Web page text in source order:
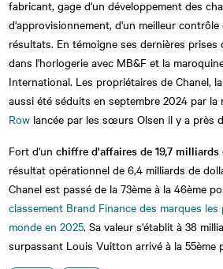
fabricant, gage d'un développement des
d'approvisionnement, d'un meilleur
résultats. En témoigne ses dernières
dans l'horlogerie avec MB&F et la
International. Les propriétaires de Chanel,
aussi été séduits en septembre 2024 par la
Row lancée par les sœurs Olsen il y a près
Fort d'un chiffre d'affaires de 19,7
résultat opérationnel de 6,4 milliards de
Chanel est passé de la 73ème à la 46ème
classement Brand Finance des marques les
monde en 2025. Sa valeur s'établit à 38
surpassant Louis Vuitton arrivé à la 55ème